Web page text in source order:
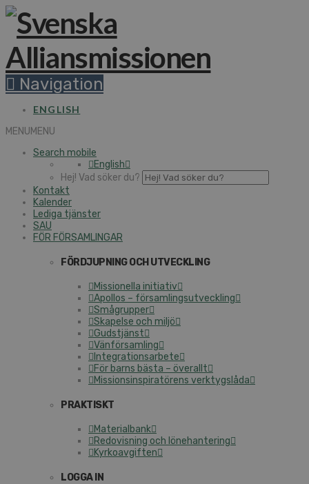
Navigation
ENGLISH
MENUMENU
Search mobile
English
Hej! Vad söker du?
Kontakt
Kalender
Lediga tjänster
SAU
FÖR FÖRSAMLINGAR
FÖRDJUPNING OCH UTVECKLING
Missionella initiativ
Apollos – församlingsutveckling
Smågrupper
Skapelse och miljö
Gudstjänst
Vänförsamling
Integrationsarbete
För barns bästa – överallt
Missionsinspiratörens verktygslåda
PRAKTISKT
Materialbank
Redovisning och lönehantering
Kyrkoavgiften
LOGGA IN